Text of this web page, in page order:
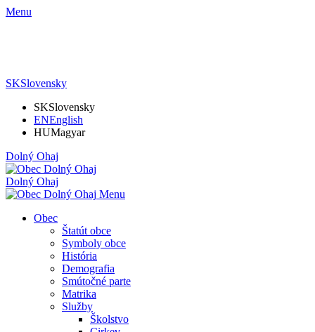
Menu
SKSlovensky
SKSlovensky
ENEnglish
HUMagyar
Dolný Ohaj
Dolný Ohaj
Menu
Obec
Štatút obce
Symboly obce
História
Demografia
Smútočné parte
Matrika
Služby
Školstvo